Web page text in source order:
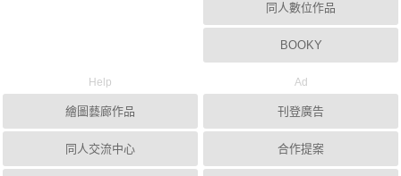
同人數位作品
BOOKY
Help
繪圖藝廊作品
同人交流中心
Ad
刊登廣告
合作提案